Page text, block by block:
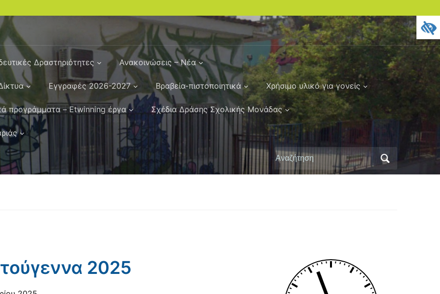
Δραστηριότητες Ανακοινώσεις – Νέα
Εγγραφές 2026-2027 Βραβεία-πιστοποιητικά Χρήσιμο υλικό για γονείς
προγράμματα – Etwinning έργα Σχέδια Δράσης Σχολικής Μονάδας
Αναζήτηση
για:
2025